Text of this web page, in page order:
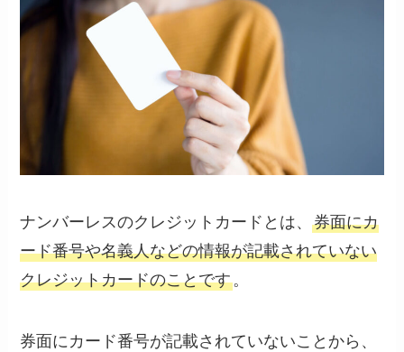
ナンバーレスのクレジットカードとは、券面にカ
ード番号や名義人などの情報が記載されていない
クレジットカードのことです。
券面にカード番号が記載されていないことから、